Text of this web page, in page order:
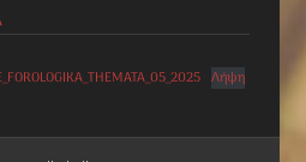
Λήψη